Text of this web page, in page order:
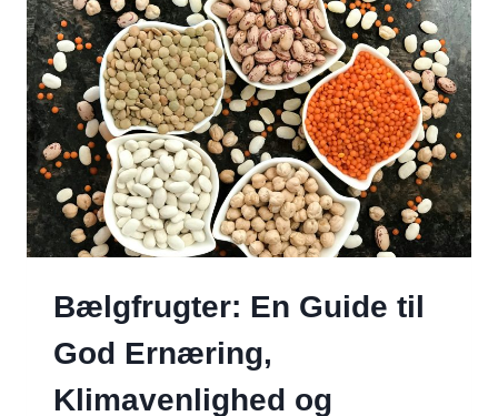
OG
LÆKKER
Bælgfrugter: En Guide til
God Ernæring,
Klimavenlighed og